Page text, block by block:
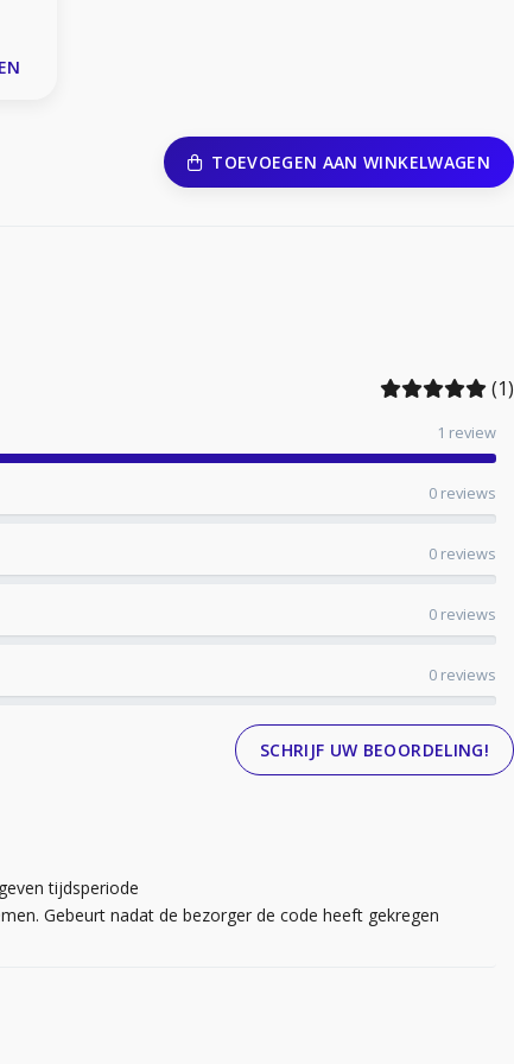
TOEVOEGEN AAN WINKELWAGEN
(1)
0 reviews
0 reviews
0 reviews
0 reviews
1 review
SCHRIJF UW BEOORDELING!
tijdsperiode
Gebeurt nadat de bezorger de code heeft gekregen